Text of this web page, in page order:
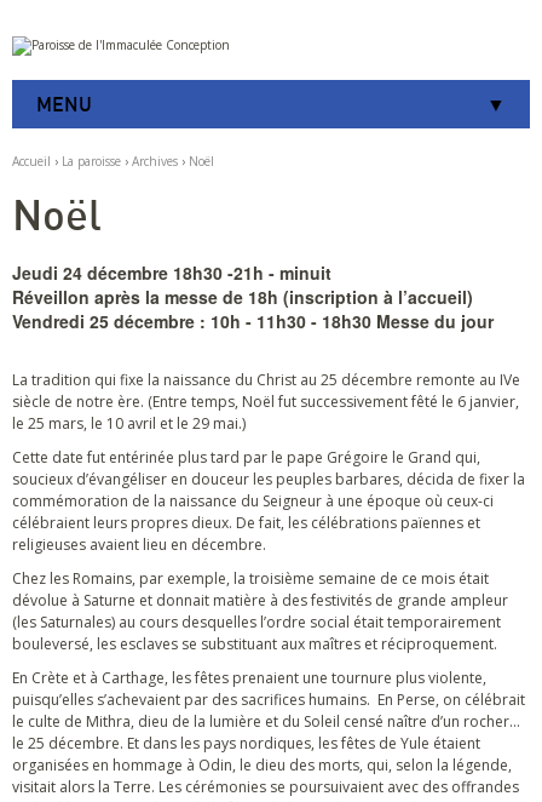
Aller
au
contenu.
à
navigation
Outils
personnels
MENU
Accueil › La paroisse › Archives › Noël
Noël
Jeudi 24 décembre 18h30 -21h - minuit
Réveillon après la messe de 18h (inscription à l’accueil)
Vendredi 25 décembre : 10h - 11h30 - 18h30 Messe du jour
La tradition qui fixe la naissance du Christ au 25 décembre remonte au IVe
siècle de notre ère. (Entre temps, Noël fut successivement fêté le 6 janvier,
le 25 mars, le 10 avril et le 29 mai.)
Cette date fut entérinée plus tard par le pape Grégoire le Grand qui,
soucieux d’évangéliser en douceur les peuples barbares, décida de fixer la
commémoration de la naissance du Seigneur à une époque où ceux-ci
célébraient leurs propres dieux. De fait, les célébrations païennes et
religieuses avaient lieu en décembre.
Chez les Romains, par exemple, la troisième semaine de ce mois était
dévolue à Saturne et donnait matière à des festivités de grande ampleur
(les Saturnales) au cours desquelles l’ordre social était temporairement
bouleversé, les esclaves se substituant aux maîtres et réciproquement.
En Crète et à Carthage, les fêtes prenaient une tournure plus violente,
puisqu’elles s’achevaient par des sacrifices humains. En Perse, on célébrait
le culte de Mithra, dieu de la lumière et du Soleil censé naître d’un rocher…
le 25 décembre. Et dans les pays nordiques, les fêtes de Yule étaient
organisées en hommage à Odin, le dieu des morts, qui, selon la légende,
visitait alors la Terre. Les cérémonies se poursuivaient avec des offrandes